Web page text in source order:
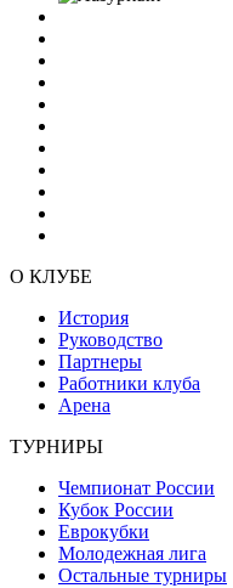
О КЛУБЕ
История
Руководство
Партнеры
Работники клуба
Арена
ТУРНИРЫ
Чемпионат России
Кубок России
Еврокубки
Молодежная лига
Остальные турниры